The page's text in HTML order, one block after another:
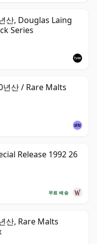
산, Douglas Laing
Series
산 / Rare Malts
Release 1992 26
무료 배송
산, Rare Malts